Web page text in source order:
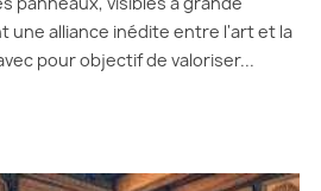
une alliance inédite entre l'art et la
pour objectif de valoriser...